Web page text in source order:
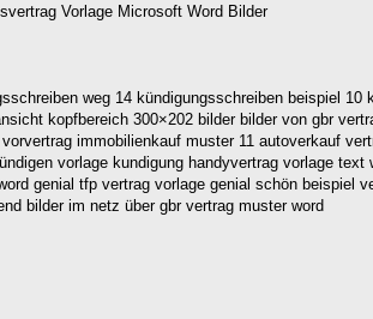
weg 14 kündigungsschreiben beispiel
kopfbereich 300×202 bilder bilder von gbr
immobilienkauf muster 11 autoverkauf
vorlage kundigung handyvertrag vorlage
genial tfp vertrag vorlage genial schön
bilder im netz über gbr vertrag muster word